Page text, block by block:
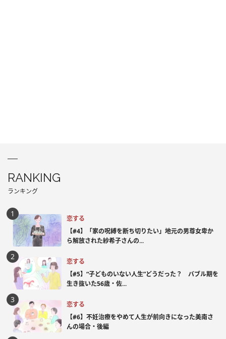
RANKING
ランキング
恋する
【#4】「家の呪縛を断ち切りたい」地元の男尊女卑か
ら解放された紗希子さんの...
恋する
【#5】“子どものいない人生”どうだった？ バブル期を
生き抜いた56歳・佐...
恋する
【#6】不妊治療をやめて人生が前向きになった美南さ
んの場合・後編